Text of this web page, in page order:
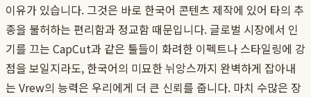
이유가 있습니다. 그것은 바로 한국어 콘텐츠 제작에 있어 타의 추
종을 불허하는 편리함과 정교함 때문입니다. 글로벌 시장에서 인
기를 끄는 CapCut과 같은 툴들이 화려한 이펙트나 스타일링에 강
점을 보일지라도, 한국어의 미묘한 뉘앙스까지 완벽하게 잡아내
는 Vrew의 능력은 우리에게 더 큰 신뢰를 줍니다. 마치 수많은 장